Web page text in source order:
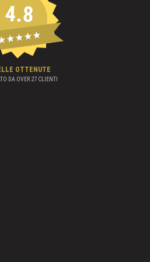
4.8
OTTENUTE
DA OVER 27 CLIENTI